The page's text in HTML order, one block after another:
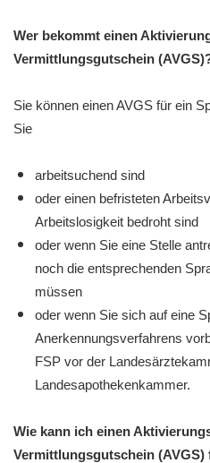
Wer bekommt einen
Vermittlungsgutschein
Sie können einen AVGS für ein
Sie
arbeitsuchend sind
oder einen befristeten
Arbeitslosigkeit bedroht sind
oder wenn Sie eine Stelle
noch die entsprechenden
müssen
oder wenn Sie sich auf eine
Anerkennungsverfahrens
FSP vor der
Landesapothekenkammer.
Wie kann ich einen
Vermittlungsgutschein